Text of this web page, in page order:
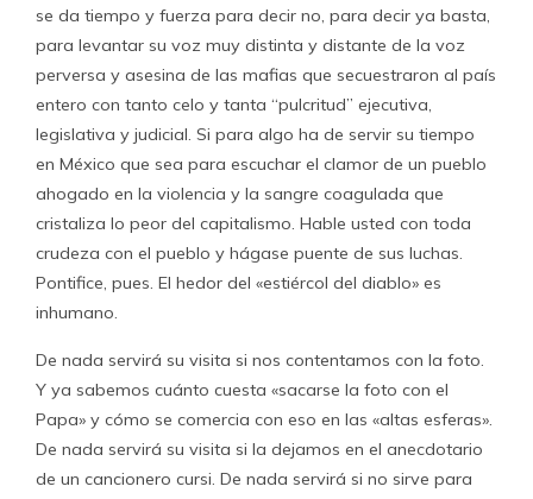
se da tiempo y fuerza para decir no, para decir ya basta,
para levantar su voz muy distinta y distante de la voz
perversa y asesina de las mafias que secuestraron al país
entero con tanto celo y tanta “pulcritud” ejecutiva,
legislativa y judicial. Si para algo ha de servir su tiempo
en México que sea para escuchar el clamor de un pueblo
ahogado en la violencia y la sangre coagulada que
cristaliza lo peor del capitalismo. Hable usted con toda
crudeza con el pueblo y hágase puente de sus luchas.
Pontifice, pues. El hedor del «estiércol del diablo» es
inhumano.
De nada servirá su visita si nos contentamos con la foto.
Y ya sabemos cuánto cuesta «sacarse la foto con el
Papa» y cómo se comercia con eso en las «altas esferas».
De nada servirá su visita si la dejamos en el anecdotario
de un cancionero cursi. De nada servirá si no sirve para